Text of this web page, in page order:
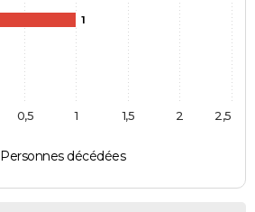
1
Personnes décédées
0,5 1 1,5 2 2,5